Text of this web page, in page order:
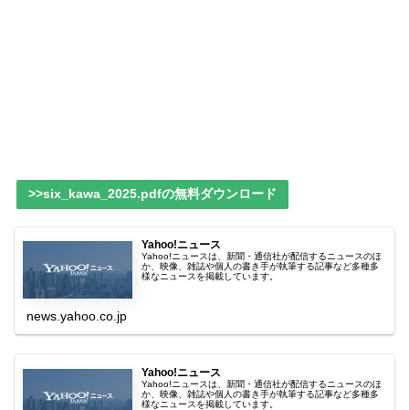
>>six_kawa_2025.pdfの無料ダウンロード
Yahoo!ニュース
Yahoo!ニュースは、新聞・通信社が配信するニュースのほ
か、映像、雑誌や個人の書き手が執筆する記事など多種多
様なニュースを掲載しています。
news.yahoo.co.jp
Yahoo!ニュース
Yahoo!ニュースは、新聞・通信社が配信するニュースのほ
か、映像、雑誌や個人の書き手が執筆する記事など多種多
様なニュースを掲載しています。